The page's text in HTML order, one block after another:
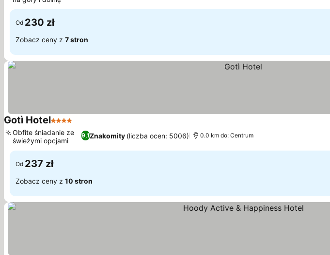
Od 230 zł
Zobacz ceny z 7 stron
Gotì Hotel4 Kategoria
9,1Znakomity (liczba ocen: 5006)
Obfite śniadanie ze
świeżymi opcjami
0.0 km do: Centrum
Od 237 zł
Zobacz ceny z 10 stron